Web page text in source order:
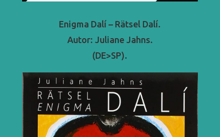
Enigma Dalí – Rätsel Dalí.
Autor: Juliane Jahns.
(DE>SP).